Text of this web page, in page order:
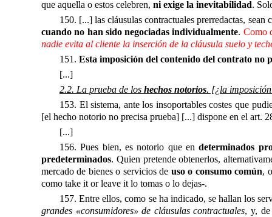
que aquella o estos celebren, ni exige la inevitabilidad.
150. [...] las cláusulas contractuales prerredactas,
cuando no han sido negociadas individualmente. Como
nadie evita al cliente la inserción de la cláusula suelo y
151. Esta imposición del contenido del contrato no
[...]
2.2. La prueba de los hechos notorios. [¿la
153. El sistema, ante los insoportables costes que
[el hecho notorio no precisa prueba] [...] dispone en el art.
[...]
156. Pues bien, es notorio que endeterminados
predeterminados. Quien pretende obtenerlos,
mercado de bienes o servicios de uso o consumo común,
como take it or leave it lo tomas o lo dejas-.
157. Entre ellos, como se ha indicado, se hallan los
grandes «consumidores» de cláusulas contractuales, y,